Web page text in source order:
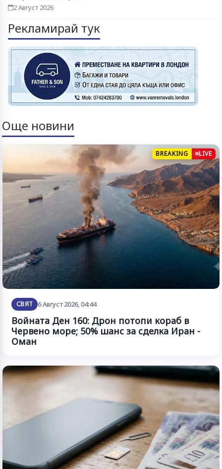
2 Август 2026
Рекламирай тук
Още новини
BREAKING LIVE
СВЯТ 6 Август 2026, 04:44
Войната Ден 160: Дрон потопи кораб в
Червено море; 50% шанс за сделка Иран -
Оман